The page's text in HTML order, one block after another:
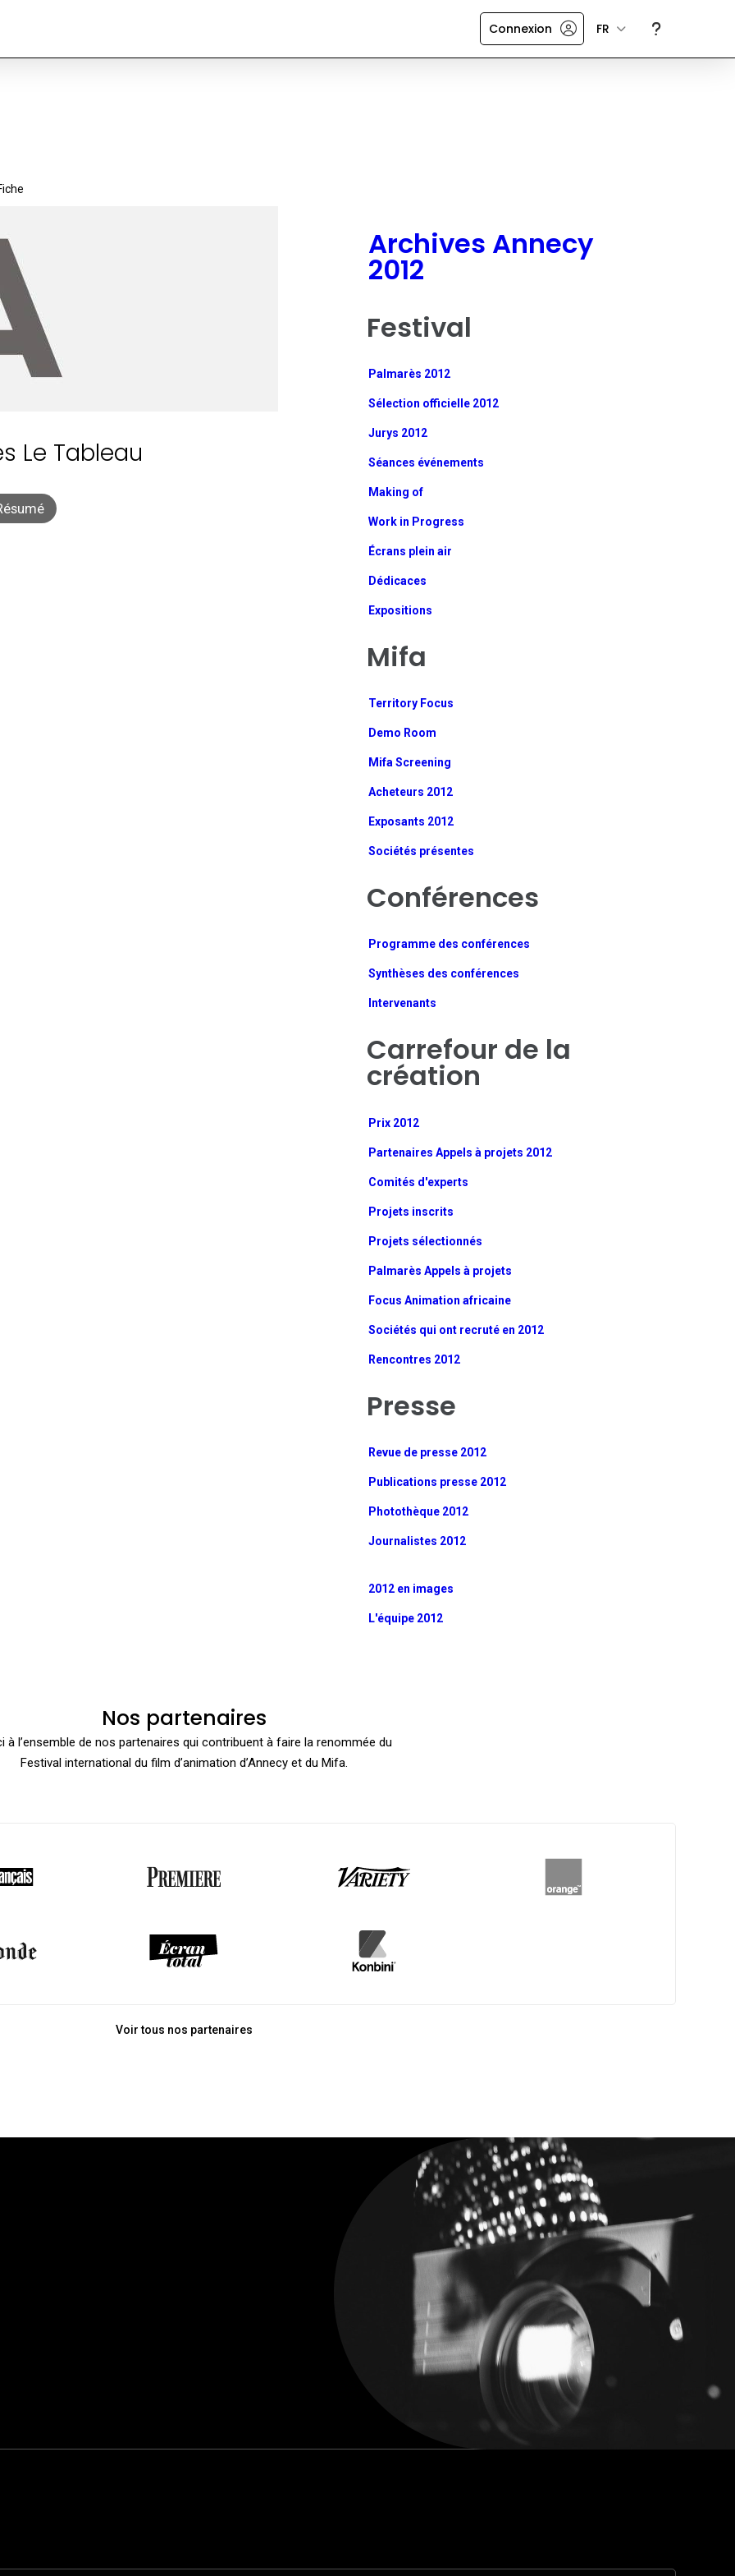
Connexion FR
Le Tableau
Archives Annecy
2012
Festival
Palmarès 2012
Sélection officielle 2012
Jurys 2012
Séances événements
Making of
Work in Progress
Écrans plein air
Dédicaces
Expositions
Mifa
Territory Focus
Demo Room
Mifa Screening
Acheteurs 2012
Exposants 2012
Sociétés présentes
Conférences
Programme des conférences
Synthèses des conférences
Intervenants
Carrefour de la
création
Prix 2012
Partenaires Appels à projets 2012
Comités d'experts
Projets inscrits
Projets sélectionnés
Palmarès Appels à projets
Focus Animation africaine
Sociétés qui ont recruté en 2012
Rencontres 2012
Presse
Revue de presse 2012
Publications presse 2012
Photothèque 2012
Journalistes 2012
2012 en images
L'équipe 2012
Nos partenaires
à l’ensemble de nos partenaires qui contribuent à faire la renommée du
Festival international du film d’animation d’Annecy et du Mifa.
Voir tous nos partenaires